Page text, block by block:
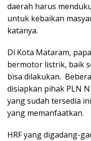
daerah harus
untuk kebaikan
katanya.
Di Kota Mataram,
bermotor listrik, baik
bisa dilakukan.
disiapkan pihak PLN
yang sudah tersedia
yang memanfaatkan.
HRF yang digadang-